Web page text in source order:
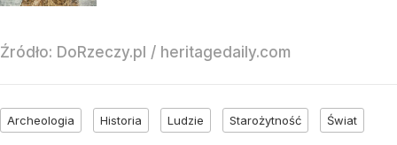
Źródło: DoRzeczy.pl / heritagedaily.com
Archeologia Historia Ludzie Starożytność Świat